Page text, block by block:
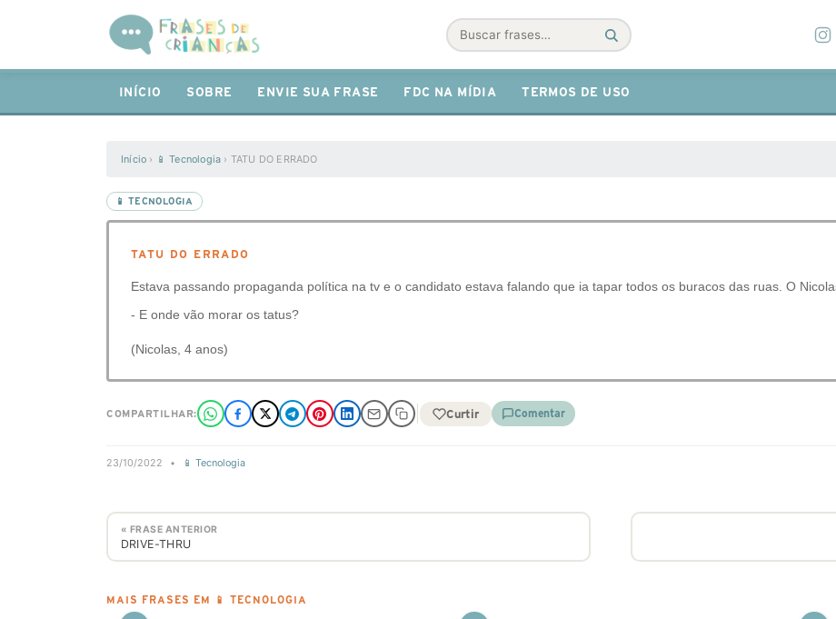
Buscar
INÍCIO SOBRE ENVIE SUA FRASE FDC NA MÍDIA TERMOS DE USO
Início › 📱 Tecnologia › TATU DO ERRADO
📱 TECNOLOGIA
TATU DO ERRADO
Estava passando propaganda política na tv e o candidato estava falando que ia tapar todos os buracos das ruas. O
- E onde vão morar os tatus?
(Nicolas, 4 anos)
COMPARTILHAR: Curtir Comentar
23/10/2022 • 📱 Tecnologia
« FRASE ANTERIOR
DRIVE-THRU
MAIS FRASES EM 📱 TECNOLOGIA